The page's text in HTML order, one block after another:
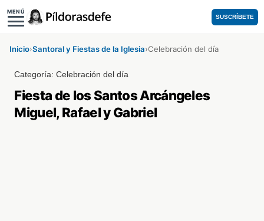
MENÚ
SUSCRÍBETE
Inicio›Santoral y Fiestas de la Iglesia›Celebración del día
Categoría:Celebración del día
Fiesta de los Santos Arcángeles
Miguel, Rafael y Gabriel